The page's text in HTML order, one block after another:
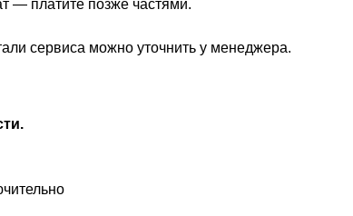
— платите позже частями.
сервиса можно уточнить у менеджера.